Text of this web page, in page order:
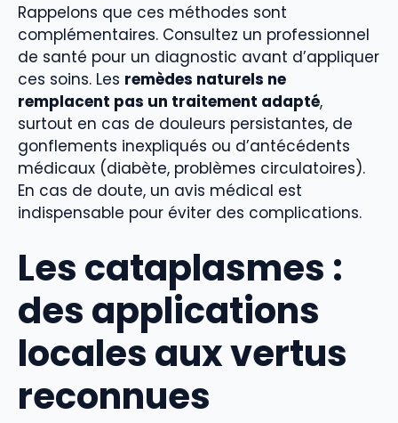
Rappelons que ces méthodes sont
complémentaires. Consultez un professionnel
de santé pour un diagnostic avant d’appliquer
ces soins. Les remèdes naturels ne
remplacent pas un traitement adapté,
surtout en cas de douleurs persistantes, de
gonflements inexpliqués ou d’antécédents
médicaux (diabète, problèmes circulatoires).
En cas de doute, un avis médical est
indispensable pour éviter des complications.
Les cataplasmes :
des applications
locales aux vertus
reconnues